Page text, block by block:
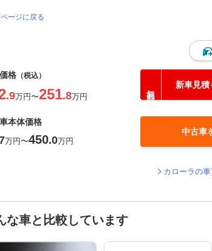
ージに戻る
格 （税込）
.9万円〜251.8万円
新車見積
本体価格
万円〜450.0万円
中古車
カローラの
な車と比較しています